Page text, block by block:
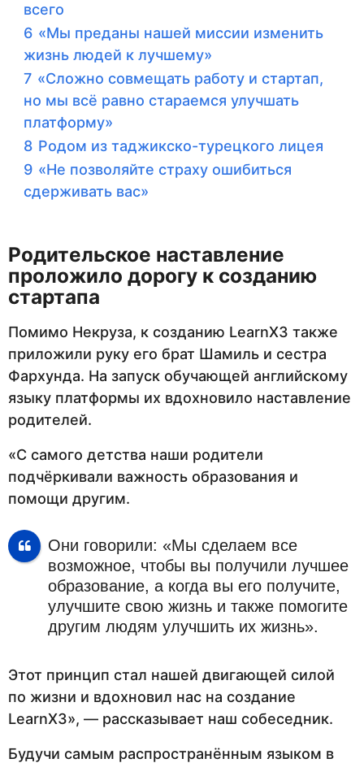
всего
6 «Мы преданы нашей миссии изменить
жизнь людей к лучшему»
7 «Сложно совмещать работу и стартап,
но мы всё равно стараемся улучшать
платформу»
8 Родом из таджикско-турецкого лицея
9 «Не позволяйте страху ошибиться
сдерживать вас»
Родительское наставление
проложило дорогу к созданию
стартапа
Помимо Некруза, к созданию LearnX3 также
приложили руку его брат Шамиль и сестра
Фархунда. На запуск обучающей английскому
языку платформы их вдохновило наставление
родителей.
«С самого детства наши родители
подчёркивали важность образования и
помощи другим.
Они говорили: «Мы сделаем все
возможное, чтобы вы получили лучшее
образование, а когда вы его получите,
улучшите свою жизнь и также помогите
другим людям улучшить их жизнь».
Этот принцип стал нашей двигающей силой
по жизни и вдохновил нас на создание
LearnX3», — рассказывает наш собеседник.
Будучи самым распространённым языком в